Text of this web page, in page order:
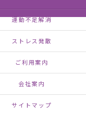
運動不足解消
ストレス発散
ご利用案内
会社案内
サイトマップ